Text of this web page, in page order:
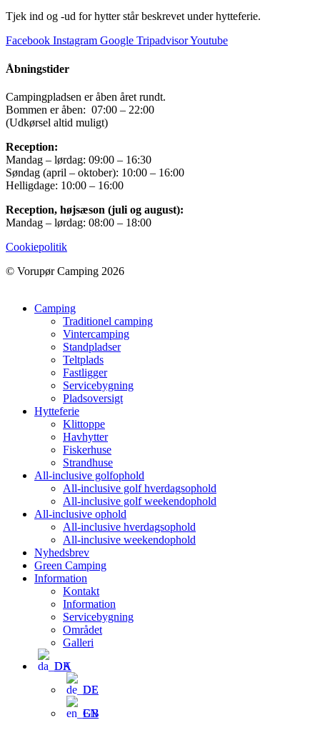
Tjek ind og -ud for hytter står beskrevet under hytteferie.
Facebook Instagram Google TripadvisorYoutube
Åbningstider
Campingpladsen er åben året rundt.
Bommen er åben: 07:00 – 22:00
(Udkørsel altid muligt)
Reception:
Mandag – lørdag: 09:00 – 16:30
Søndag (april – oktober): 10:00 – 16:00
Helligdage: 10:00 – 16:00
Reception, højsæson (juli og august):
Mandag – lørdag: 08:00 – 18:00
Cookiepolitik
© Vorupør Camping 2026
Camping
Traditionel camping
Vintercamping
Standpladser
Teltplads
Fastligger
Servicebygning
Pladsoversigt
Hytteferie
Klittoppe
Havhytter
Fiskerhuse
Strandhuse
All-inclusive golfophold
All-inclusive golf hverdagsophold
All-inclusive golf weekendophold
All-inclusive ophold
All-inclusive hverdagsophold
All-inclusive weekendophold
Nyhedsbrev
Green Camping
Information
Kontakt
Information
Servicebygning
Området
Galleri
DA
DE
EN